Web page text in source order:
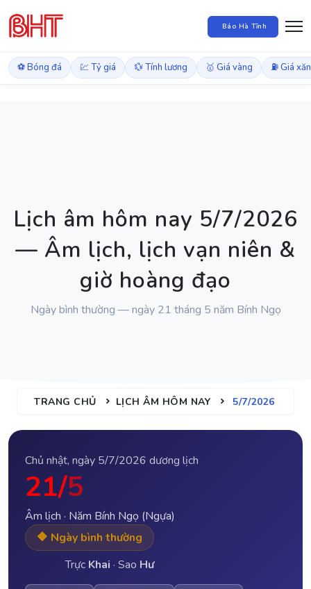
Báo Hà Tĩnh
⚽ Bóng đá 💹 Tỷ giá 💱 Tính lương 🥇 Giá vàng ⛽ Giá
Lịch âm hôm nay 5/7/2026
— Âm lịch, lịch vạn niên &
giờ hoàng đạo
Ngày bình thường — ngày 21 tháng 5 năm Bính Ngọ
TRANG CHỦ LỊCH ÂM HÔM NAY 5/7/2026
Chủ nhật, ngày 5/7/2026 dương lịch
21/5
Âm lịch · Năm Bính Ngọ (Ngựa)
🔶 Ngày bình thường
Trực Khai · Sao Hư